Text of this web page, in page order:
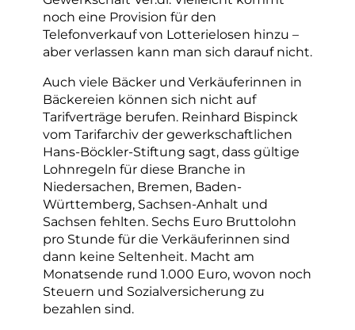
noch eine Provision für den
Telefonverkauf von Lotterielosen hinzu –
aber verlassen kann man sich darauf nicht.
Auch viele Bäcker und Verkäuferinnen in
Bäckereien können sich nicht auf
Tarifverträge berufen. Reinhard Bispinck
vom Tarifarchiv der gewerkschaftlichen
Hans-Böckler-Stiftung sagt, dass gültige
Lohnregeln für diese Branche in
Niedersachen, Bremen, Baden-
Württemberg, Sachsen-Anhalt und
Sachsen fehlten. Sechs Euro Bruttolohn
pro Stunde für die Verkäuferinnen sind
dann keine Seltenheit. Macht am
Monatsende rund 1.000 Euro, wovon noch
Steuern und Sozialversicherung zu
bezahlen sind.